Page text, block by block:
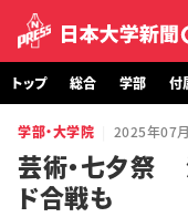
トップ
総合
トップ 総合 学部 付
学部・大学院 2025年07
芸術・七夕祭
ド合戦も